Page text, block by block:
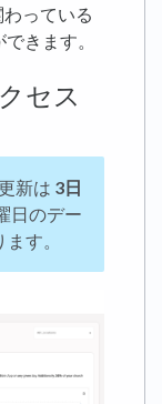
っている
きます。
セス
新は 3日
日のデー
す。